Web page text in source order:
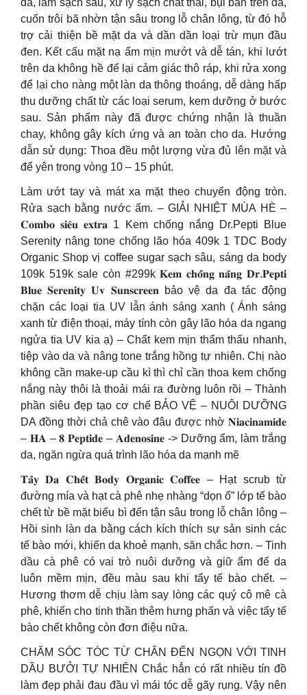
da, làm sạch sâu, xử lý sạch chất thải, bụi bẩn trên da,
cuốn trôi bã nhờn tận sâu trong lỗ chân lông, từ đó hỗ
trợ cải thiện bề mặt da và dần dần loại trừ mụn đầu
đen. Kết cấu mặt nạ ẩm mịn mướt và dễ tán, khi lướt
trên da không hề để lại cảm giác thô ráp, khi rửa xong
để lại cho nàng một làn da thông thoáng, dễ dàng hấp
thu dưỡng chất từ các loại serum, kem dưỡng ở bước
sau. Sản phẩm này đã được chứng nhận là thuần
chay, không gây kích ứng và an toàn cho da. Hướng
dẫn sử dụng: Thoa đều một lượng vừa đủ lên mặt và
để yên trong vòng 10 – 15 phút.
Làm ướt tay và mát xa mặt theo chuyển động tròn.
Rửa sạch bằng nước ấm. – GIẢI NHIỆT MÙA HÈ –
𝐂𝐨𝐦𝐛𝐨 𝐬𝐢𝐞̂𝐮 𝐞𝐱𝐭𝐫𝐚 1 Kem chống nắng Dr.Pepti Blue
Serenity nâng tone chống lão hóa 409k 1 TDC Body
Organic Shop vị coffee sugar sạch sâu, sáng da body
109k 519k sale còn #299k 𝐊𝐞𝐦 𝐜𝐡𝐨̂́𝐧𝐠 𝐧𝐚̆́𝐧𝐠 𝐃𝐫.𝐏𝐞𝐩𝐭𝐢
𝐁𝐥𝐮𝐞 𝐒𝐞𝐫𝐞𝐧𝐢𝐭𝐲 𝐔𝐯 𝐒𝐮𝐧𝐬𝐜𝐫𝐞𝐞𝐧 bảo vệ da đa tác động
chặn các loại tia UV lẫn ánh sáng xanh ( Ánh sáng
xanh từ điện thoại, máy tính còn gây lão hóa da ngang
ngửa tia UV kia ạ) – Chất kem mịn thẩm thấu nhanh,
tiệp vào da và nâng tone trắng hồng tự nhiên. Chị nào
không cần make-up cầu kì thì chỉ cần thoa kem chống
nắng này thôi là thoải mái ra đường luôn rồi – Thành
phần siêu đẹp tạo cơ chế BẢO VỆ – NUÔI DƯỠNG
DA đồng thời chả chê vào đâu được nhờ 𝐍𝐢𝐚𝐜𝐢𝐧𝐚𝐦𝐢𝐝𝐞
– 𝐇𝐀 – 𝟖 𝐏𝐞𝐩𝐭𝐢𝐝𝐞 – 𝐀𝐝𝐞𝐧𝐨𝐬𝐢𝐧𝐞 -> Dưỡng ẩm, làm trắng
da, ngăn ngừa quá trình lão hóa da mạnh mẽ
𝐓𝐚̂̉𝐲 𝐃𝐚 𝐂𝐡𝐞̂́𝐭 𝐁𝐨𝐝𝐲 𝐎𝐫𝐠𝐚𝐧𝐢𝐜 𝐂𝐨𝐟𝐟𝐞𝐞 – Hạt scrub từ
đường mía và hạt cà phê nhẹ nhàng “dọn ổ” lớp tế bào
chết từ bề mặt biểu bì đến tận sâu trong lỗ chân lông –
Hồi sinh làn da bằng cách kích thích sự sản sinh các
tế bào mới, khiến da khoẻ mạnh, săn chắc hơn. – Tinh
dầu cà phê có vai trò nuôi dưỡng và giữ ẩm để da
luôn mềm mịn, đều màu sau khi tẩy tế bào chết. –
Hương thơm dễ chịu làm say lòng các quý cô mê cà
phê, khiến cho tinh thần thêm hưng phấn và việc tẩy tế
bào chết không còn đơn điệu nữa.
CHĂM SÓC TÓC TỪ CHÂN ĐẾN NGỌN VỚI TINH
DẦU BƯỞI TỰ NHIÊN Chắc hẳn có rất nhiều tín đồ
làm đẹp phải đau đầu vì mái tóc dễ gãy rụng. Vậy nên